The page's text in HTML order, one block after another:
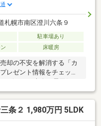
札幌市南区澄川六条９
駐車場あり
床暖房
却の不安を解消する「カ
レゼント情報をチェック
パネルを設置し、電気代
３等級を取得、制震ユニ
なされています。○駐車
条２ 1,980万円 5LDK